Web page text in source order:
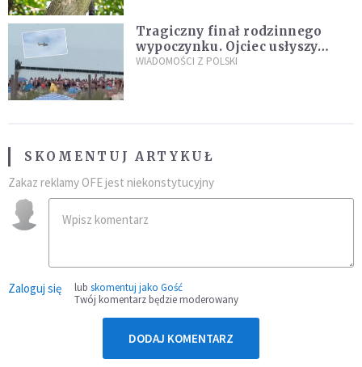
Tragiczny finał rodzinnego
wypoczynku. Ojciec usłyszy
zarzuty
WIADOMOŚCI Z POLSKI
SKOMENTUJ ARTYKUŁ
Zakaz reklamy OFE jest niekonstytucyjny
Zaloguj się lub skomentuj jako Gość
Twój komentarz będzie moderowany
DODAJ KOMENTARZ